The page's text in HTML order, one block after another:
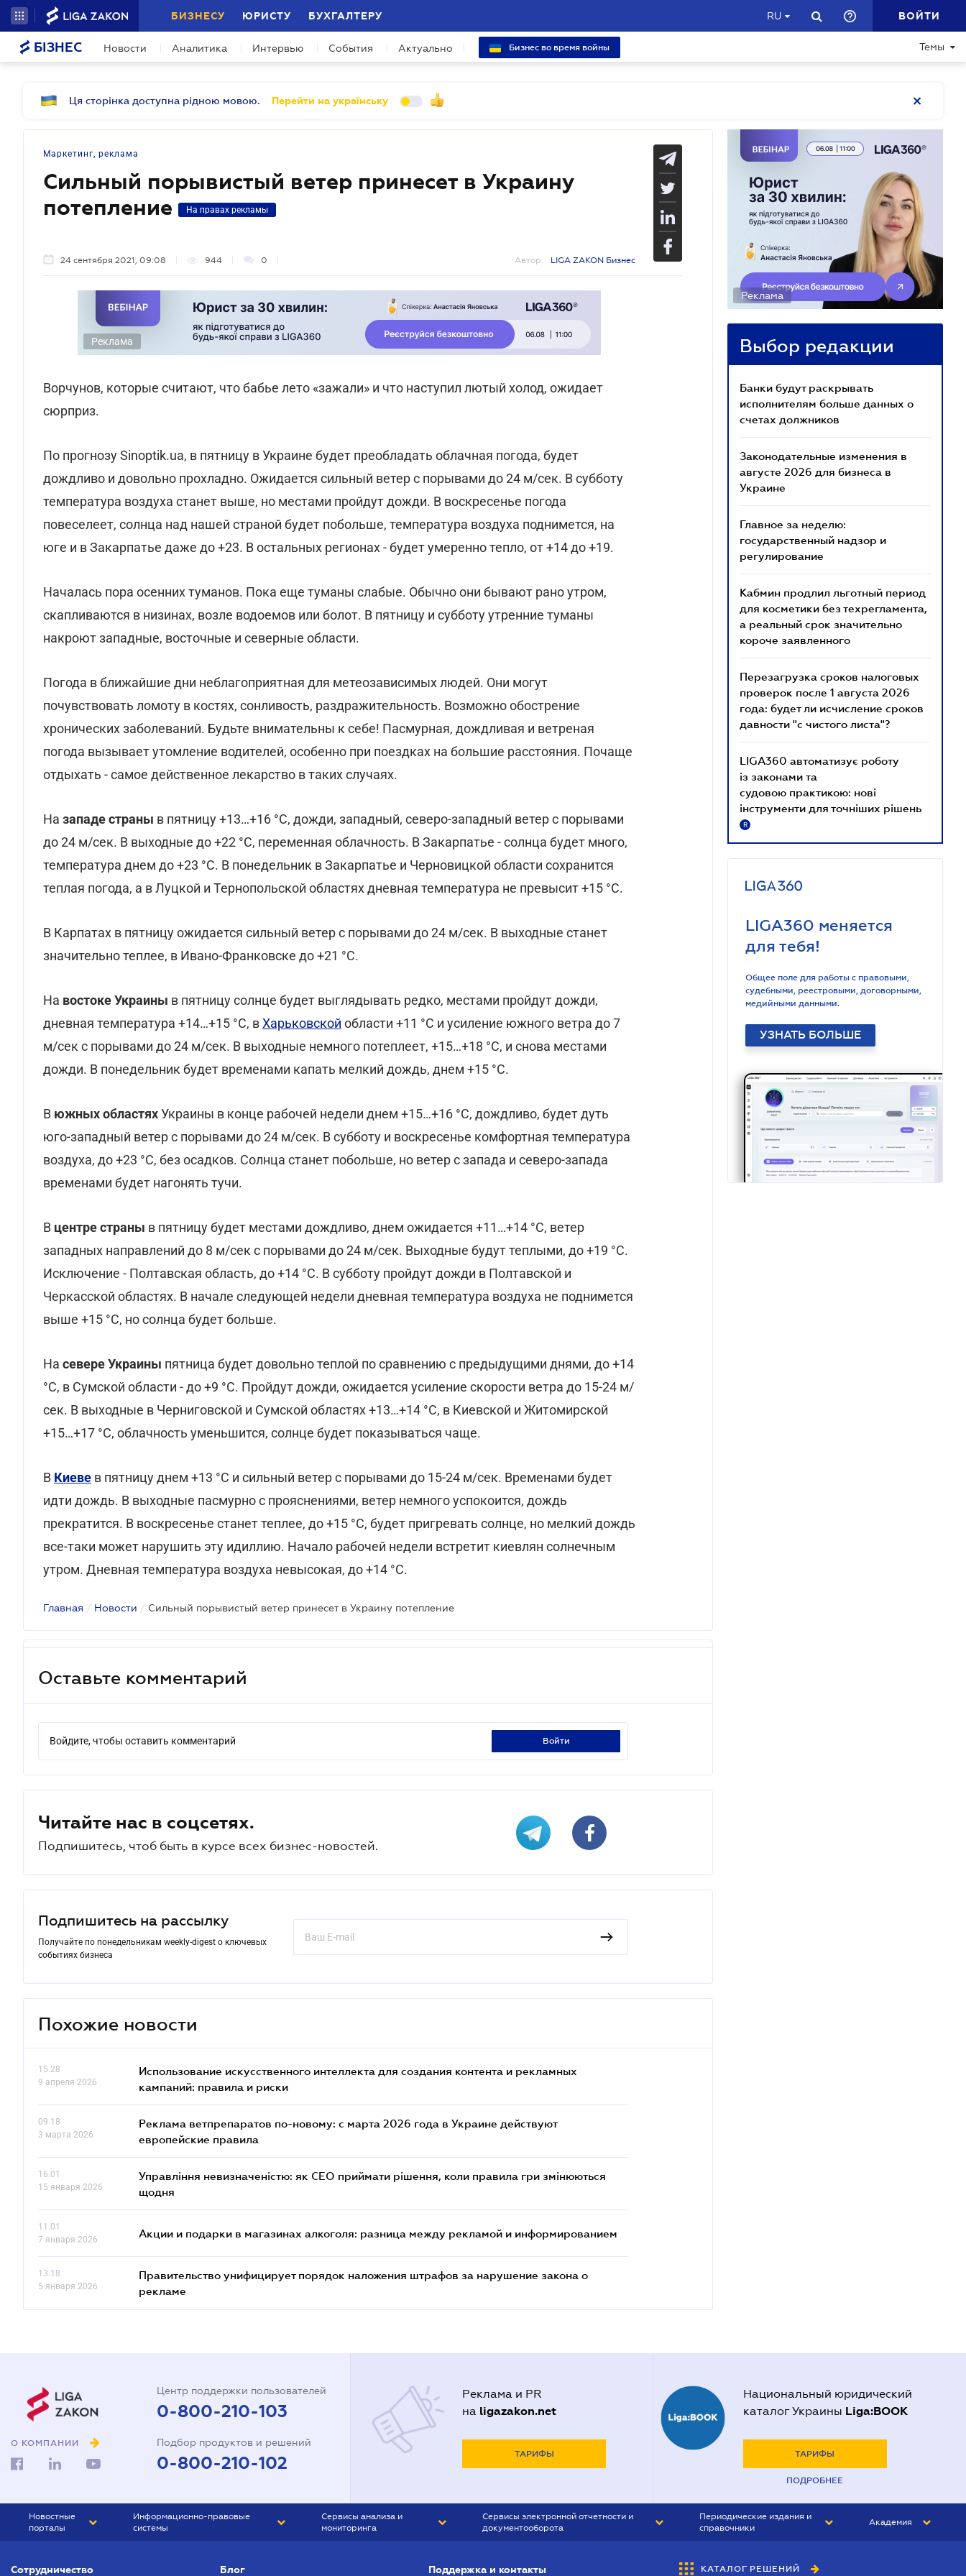
БИЗНЕСУ ЮРИСТУ БУХГАЛТЕРУ RU ВОЙТИ
БІЗНЕС Новости Аналитика Интервью События Актуально Бизнес во время войны Темы
Ця сторінка доступна рідною мовою. Перейти на українську
Маркетинг, реклама
Сильный порывистый ветер принесет в Украину
потепление
На правах рекламы
24 сентября 2021, 09:08 944 0 Автор: LIGA ZAKON Бизнес
Реклама
Ворчунов, которые считают, что бабье лето «зажали» и что наступил лютый холод, ожидает
сюрприз.
По прогнозу Sinoptik.ua, в пятницу в Украине будет преобладать облачная погода, будет
дождливо и довольно прохладно. Ожидается сильный ветер с порывами до 24 м/сек. В субботу
температура воздуха станет выше, но местами пройдут дожди. В воскресенье погода
повеселеет, солнца над нашей страной будет побольше, температура воздуха поднимется, на
юге и в Закарпатье даже до +23. В остальных регионах - будет умеренно тепло, от +14 до +19.
Началась пора осенних туманов. Пока еще туманы слабые. Обычно они бывают рано утром,
скапливаются в низинах, возле водоемов или болот. В пятницу и субботу утренние туманы
накроют западные, восточные и северные области.
Погода в ближайшие дни неблагоприятная для метеозависимых людей. Они могут
почувствовать ломоту в костях, сонливость, раздражительность. Возможно обострение
хронических заболеваний. Будьте внимательны к себе! Пасмурная, дождливая и ветреная
погода вызывает утомление водителей, особенно при поездках на большие расстояния. Почаще
отдыхать - самое действенное лекарство в таких случаях.
На западе страны в пятницу +13…+16 °С, дожди, западный, северо-западный ветер с порывами
до 24 м/сек. В выходные до +22 °С, переменная облачность. В Закарпатье - солнца будет много,
температура днем до +23 °С. В понедельник в Закарпатье и Черновицкой области сохранится
теплая погода, а в Луцкой и Тернопольской областях дневная температура не превысит +15 °С.
В Карпатах в пятницу ожидается сильный ветер с порывами до 24 м/сек. В выходные станет
значительно теплее, в Ивано-Франковске до +21 °С.
На востоке Украины в пятницу солнце будет выглядывать редко, местами пройдут дожди,
дневная температура +14…+15 °С, вХарьковской области +11 °С и усиление южного ветра до 7
м/сек с порывами до 24 м/сек. В выходные немного потеплеет, +15…+18 °С, и снова местами
дожди. В понедельник будет временами капать мелкий дождь, днем +15 °С.
В южных областяхУкраины в конце рабочей недели днем +15…+16 °С, дождливо, будет дуть
юго-западный ветер с порывами до 24 м/сек. В субботу и воскресенье комфортная температура
воздуха, до +23 °С, без осадков. Солнца станет побольше, но ветер с запада и северо-запада
временами будет нагонять тучи.
В центре страны в пятницу будет местами дождливо, днем ожидается +11…+14 °С, ветер
западных направлений до 8 м/сек с порывами до 24 м/сек. Выходные будут теплыми, до +19 °С.
Исключение - Полтавская область, до +14 °С. В субботу пройдут дожди в Полтавской и
Черкасской областях. В начале следующей недели дневная температура воздуха не поднимется
выше +15 °С, но солнца будет больше.
На севере Украины пятница будет довольно теплой по сравнению с предыдущими днями, до +14
°С, в Сумской области - до +9 °С. Пройдут дожди, ожидается усиление скорости ветра до 15-24 м/
сек. В выходные в Черниговской и Сумской областях +13…+14 °С, в Киевской и Житомирской
+15…+17 °С, облачность уменьшится, солнце будет показываться чаще.
В Киеве в пятницу днем +13 °С и сильный ветер с порывами до 15-24 м/сек. Временами будет
идти дождь. В выходные пасмурно с прояснениями, ветер немного успокоится, дождь
прекратится. В воскресенье станет теплее, до +15 °С, будет пригревать солнце, но мелкий дождь
все-таки может нарушить эту идиллию. Начало рабочей недели встретит киевлян солнечным
утром. Дневная температура воздуха невысокая, до +14 °С.
Главная / Новости / Сильный порывистый ветер принесет в Украину потепление
Оставьте комментарий
Войдите, чтобы оставить комментарий войти
Читайте нас в соцсетях.
Подпишитесь, чтоб быть в курсе всех бизнес-новостей.
Подпишитесь на рассылку
Получайте по понедельникам weekly-digest о ключевых
событиях бизнеса
Похожие новости
15.28
9 апреля 2026
Использование искусственного интеллекта для создания контента и рекламных
кампаний: правила и риски
09.18
3 марта 2026
Реклама ветпрепаратов по-новому: с марта 2026 года в Украине действуют
европейские правила
16.01
15 января 2026
Управління невизначеністю: як СЕО приймати рішення, коли правила гри змінюються
щодня
11.01
7 января 2026
Акции и подарки в магазинах алкоголя: разница между рекламой и информированием
13.18
5 января 2026
Правительство унифицирует порядок наложения штрафов за нарушение закона о
рекламе
Реклама
Выбор редакции
Банки будут раскрывать
исполнителям больше данных о
счетах должников
Законодательные изменения в
августе 2026 для бизнеса в
Украине
Главное за неделю:
государственный надзор и
регулирование
Кабмин продлил льготный период
для косметики без техрегламента,
а реальный срок значительно
короче заявленного
Перезагрузка сроков налоговых
проверок после 1 августа 2026
года: будет ли исчисление сроков
давности "с чистого листа"?
LIGA360 автоматизує роботу
із законами та
судовою практикою: нові
інструменти для точніших рішень
R
LIGA360 меняется
для тебя!
Общее поле для работы с правовыми,
судебными, реестровыми, договорными,
медийными данными.
УЗНАТЬ БОЛЬШЕ
О КОМПАНИИ
Центр поддержки пользователей
0-800-210-103
Подбор продуктов и решений
0-800-210-102
Реклама и PR
на ligazakon.net
ТАРИФЫ
Национальный юридический
каталог Украины Liga:BOOK
ТАРИФЫ
ПОДРОБНЕЕ
Новостные
порталы
Информационно-правовые
системы
Сервисы анализа и
мониторинга
Сервисы электронной отчетности и
документооборота
Периодические издания и
справочники
Академия
Сотрудничество Блог Поддержка и контакты КАТАЛОГ РЕШЕНИЙ